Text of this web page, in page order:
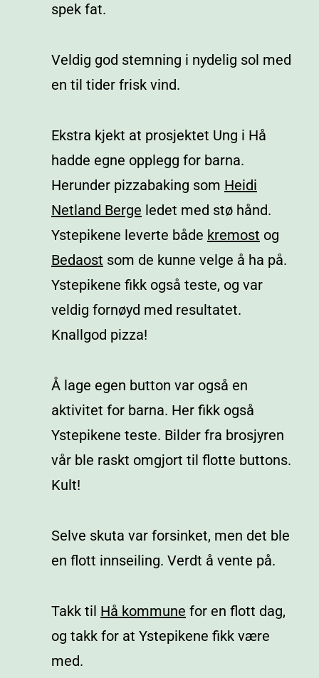
spek fat.
Veldig god stemning i nydelig sol med
en til tider frisk vind.
Ekstra kjekt at prosjektet Ung i Hå
hadde egne opplegg for barna.
Herunder pizzabaking som Heidi
Netland Berge ledet med stø hånd.
Ystepikene leverte både kremost og
Bedaost som de kunne velge å ha på.
Ystepikene fikk også teste, og var
veldig fornøyd med resultatet.
Knallgod pizza!
Å lage egen button var også en
aktivitet for barna. Her fikk også
Ystepikene teste. Bilder fra brosjyren
vår ble raskt omgjort til flotte buttons.
Kult!
Selve skuta var forsinket, men det ble
en flott innseiling. Verdt å vente på.
Takk til Hå kommune for en flott dag,
og takk for at Ystepikene fikk være
med.